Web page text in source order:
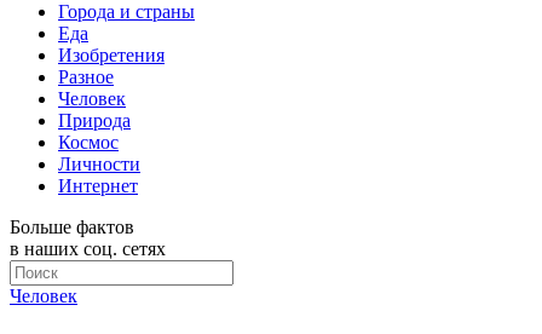
Города и страны
Еда
Изобретения
Разное
Человек
Природа
Космос
Личности
Интернет
Больше фактов
в наших соц. сетях
Человек